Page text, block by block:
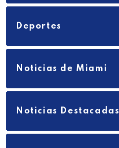
Deportes
Noticias de Miami
Noticias Destacadas